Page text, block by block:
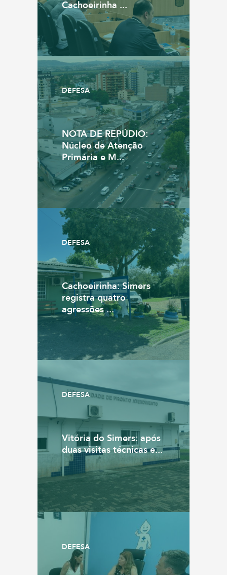
Cachoeirinha ...
DEFESA
NOTA DE REPÚDIO:
Núcleo de Atenção
Primária e M...
DEFESA
Cachoeirinha: Simers
registra quatro
agressões ...
DEFESA
Vitória do Simers: após
duas visitas técnicas e...
DEFESA